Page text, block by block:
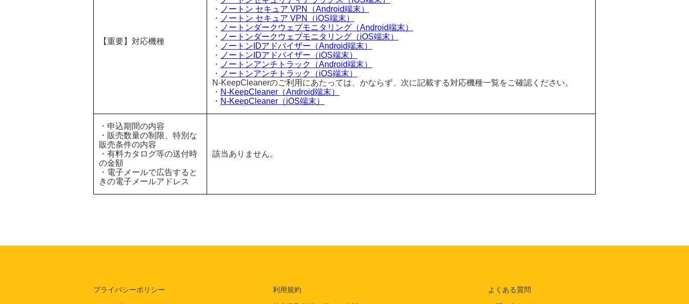
【重要】対応機種
・ ノートン セキュア VPN（Android端末）
・ ノートン セキュア VPN（iOS端末）
・ ノートンダークウェブモニタリング（Android端末）
・ ノートンダークウェブモニタリング（iOS端末）
・ ノートンIDアドバイザー（Android端末）
・ ノートンIDアドバイザー（iOS端末）
・ ノートンアンチトラック（Android端末）
・ ノートンアンチトラック（iOS端末）
N-KeepCleanerのご利用にあたっては、かならず、次に記載する対応機種一覧をご確認ください。
・ N-KeepCleaner（Android端末）
・ N-KeepCleaner（iOS端末）
・申込期間の内容
・販売数量の制限、特別な
販売条件の内容
・有料カタログ等の送付時
の金額
・電子メールで広告すると
きの電子メールアドレス
該当ありません。
プライバシーポリシー 利用規約 よくある質問